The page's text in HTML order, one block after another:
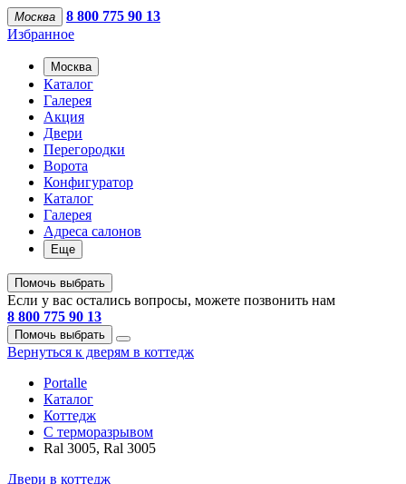
Москва
8 800 775 90 13
Избранное
Москва
Каталог
Галерея
Акция
Двери
Перегородки
Ворота
Конфигуратор
Каталог
Галерея
Адреса салонов
Еще
Помочь выбрать
Если у вас остались вопросы, можете позвонить нам
8 800 775 90 13
Помочь выбрать
Вернуться к дверям в коттедж
Portalle
Каталог
Коттедж
С терморазрывом
Ral 3005, Ral 3005
Двери в коттедж